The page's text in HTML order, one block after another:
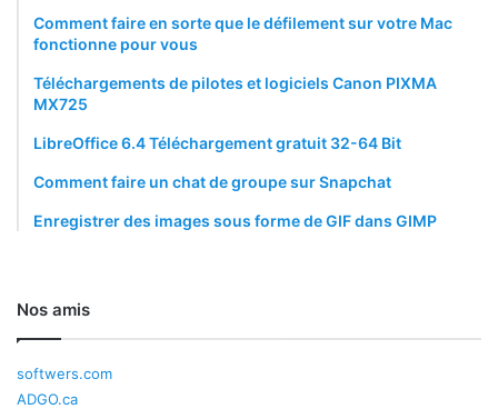
Comment faire en sorte que le défilement sur votre Mac
fonctionne pour vous
Téléchargements de pilotes et logiciels Canon PIXMA
MX725
LibreOffice 6.4 Téléchargement gratuit 32-64 Bit
Comment faire un chat de groupe sur Snapchat
Enregistrer des images sous forme de GIF dans GIMP
Nos amis
softwers.com
ADGO.ca